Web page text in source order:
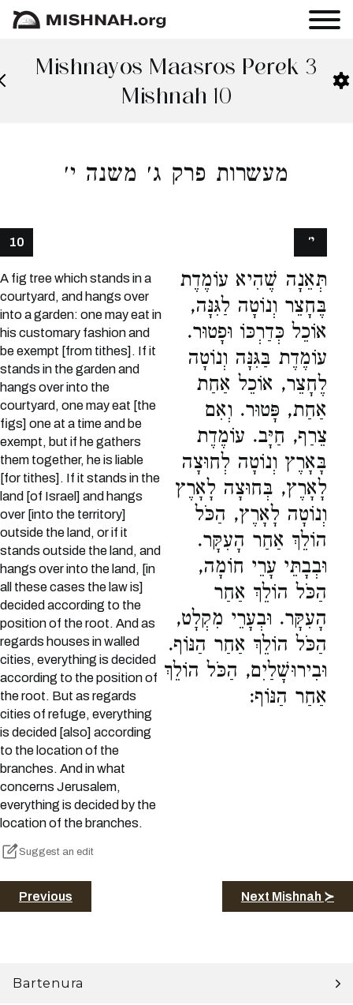
Mishnayos Maasros Perek 3
Mishnah 10
מעשרות פרק ג׳ משנה י׳
10
A fig tree which stands in a
courtyard, and hangs over
into a garden: one may eat in
his customary fashion and
be exempt [from tithes]. If it
stands in the garden and
hangs over into the
courtyard, one may eat [the
figs] one at a time and be
exempt, but if he gathers
them together, he is liable
[for tithes]. If it stands in the
land [of Israel] and hangs
over [into the territory]
outside the land, or if it
stands outside the land, and
hangs over into the land, [in
all these cases the law is]
decided according to the
position of the root. And as
regards houses in walled
cities, everything is decided
according to the position of
the root. But as regards
cities of refuge, everything
is decided [also] according
to the location of the
branches. And in what
concerns Jerusalem,
everything is decided by the
location of the branches.
Suggest an edit
תְּאֵנָה שֶׁהִיא עוֹמֶדֶת
בֶּחָצֵר וְנוֹטָה לַגִּנָּה,
אוֹכֵל כְּדַרְכּוֹ וּפָטוּר.
עוֹמֶדֶת בַּגִּנָּה וְנוֹטָה
לֶחָצֵר, אוֹכֵל אַחַת
אַחַת, פָּטוּר. וְאִם
צֵרַף, חַיָּב. עוֹמֶדֶת
בָּאָרֶץ וְנוֹטָה לְחוּצָה
לָאָרֶץ, בְּחוּצָה לָאָרֶץ
וְנוֹטָה לָאָרֶץ, הַכֹּל
הוֹלֵךְ אַחַר הָעִקָּר.
וּבְבָתֵּי עָרֵי חוֹמָה,
הַכֹּל הוֹלֵךְ אַחַר
הָעִקָּר. וּבְעָרֵי מִקְלָט,
הַכֹּל הוֹלֵךְ אַחַר הַנּוֹף.
וּבִירוּשָׁלַיִם, הַכֹּל הוֹלֵךְ
אַחַר הַנּוֹף:
י׳
Previous Next Mishnah ≻
Bartenura